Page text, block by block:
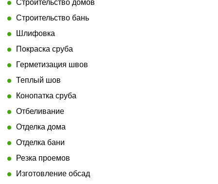
Строительство домов
Строительство бань
Шлифовка
Покраска сруба
Герметизация швов
Теплый шов
Конопатка сруба
Отбеливание
Отделка дома
Отделка бани
Резка проемов
Изготовление обсад